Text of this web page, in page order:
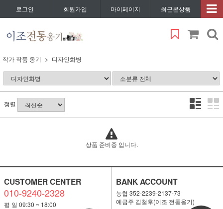
로그인 회원가입 마이페이지 최근본상품
작가 작품 옹기 디자인화병
정렬
상품 준비중 입니다.
CUSTOMER CENTER
010-9240-2328
평 일 09:30 ~ 18:00
BANK ACCOUNT
농협 352-2239-2137-73
예금주 김철후(이조 전통옹기)